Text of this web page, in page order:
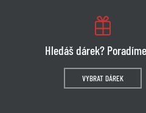
Hledáš dárek?
VYBRAT DÁREK